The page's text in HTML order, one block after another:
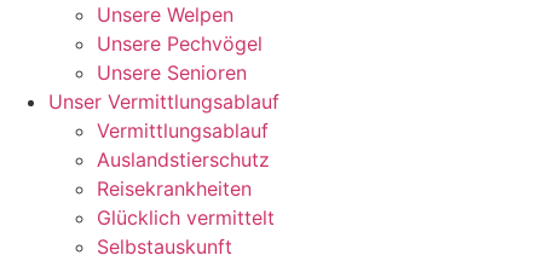
Unsere Welpen
Unsere Pechvögel
Unsere Senioren
Unser Vermittlungsablauf
Vermittlungsablauf
Auslandstierschutz
Reisekrankheiten
Glücklich vermittelt
Selbstauskunft